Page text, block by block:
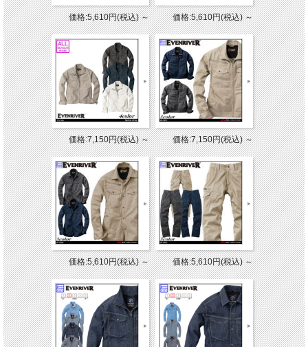
価格:5,610円(税込)～ 価格:5,610円(税込)～
価格:7,150円(税込)～ 価格:7,150円(税込)～
価格:5,610円(税込)～ 価格:5,610円(税込)～